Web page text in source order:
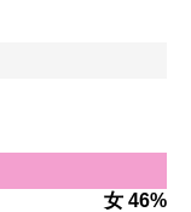
女 46%